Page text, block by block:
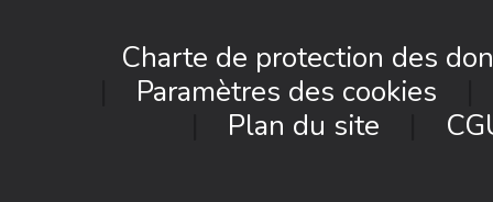
Charte de protection des
Paramètres des cookies
Plan du site